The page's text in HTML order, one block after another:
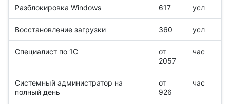
Разблокировка Windows 617 усл
Восстановление загрузки 360 усл
Специалист по 1С
от
2057
час
Системный администратор на
полный день
от
926
час